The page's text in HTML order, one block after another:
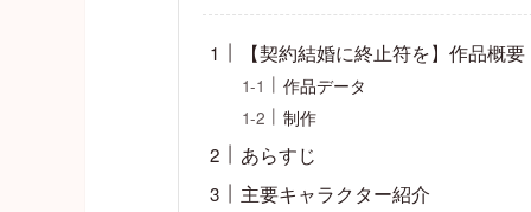
【契約結婚に終止符を】作品概要
作品データ
制作
あらすじ
主要キャラクター紹介